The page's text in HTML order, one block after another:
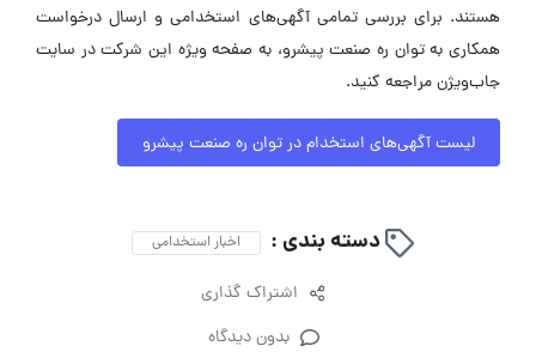
هستند. برای بررسی تمامی آگهی‌های استخدامی و ارسال درخواست
همکاری به توان ره صنعت پیشرو، به صفحه ویژه این شرکت در سایت
جاب‌ویژن مراجعه کنید.
لیست آگهی‌های استخدام در توان ره صنعت پیشرو
دسته بندی : اخبار استخدامی
اشتراک گذاری
بدون دیدگاه